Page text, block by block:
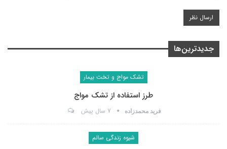
جدیدترین‌ها
تشک مواج و تخت بیمار
طرز استفاده از تشک مواج
فرید محمدزاده 7 سال پیش
شیوه زندگی سالم